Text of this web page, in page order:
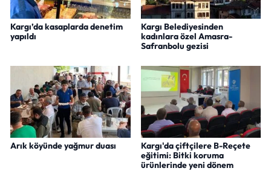
Kargı’da kasaplarda denetim
yapıldı
Kargı Belediyesinden
kadınlara özel Amasra-
Safranbolu gezisi
Arık köyünde yağmur duası
Kargı'da çiftçilere B-Reçete
eğitimi: Bitki koruma
ürünlerinde yeni dönem